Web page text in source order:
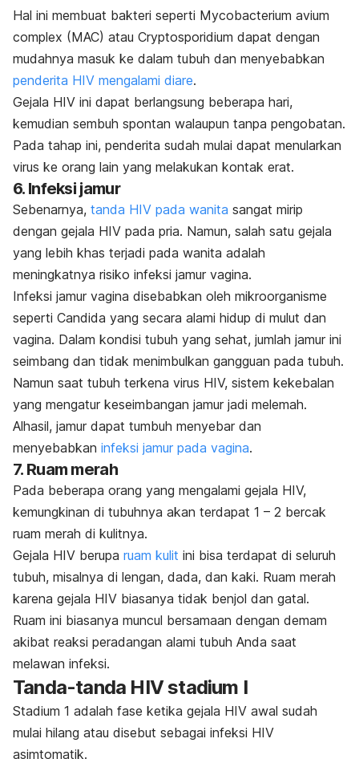
Hal ini membuat bakteri seperti Mycobacterium avium
complex (MAC) atau Cryptosporidium dapat dengan
mudahnya masuk ke dalam tubuh dan menyebabkan
penderita HIV mengalami diare.
Gejala HIV ini dapat berlangsung beberapa hari,
kemudian sembuh spontan walaupun tanpa pengobatan.
Pada tahap ini, penderita sudah mulai dapat menularkan
virus ke orang lain yang melakukan kontak erat.
6. Infeksi jamur
Sebenarnya, tanda HIV pada wanita sangat mirip
dengan gejala HIV pada pria. Namun, salah satu gejala
yang lebih khas terjadi pada wanita adalah
meningkatnya risiko infeksi jamur vagina.
Infeksi jamur vagina disebabkan oleh mikroorganisme
seperti Candida yang secara alami hidup di mulut dan
vagina. Dalam kondisi tubuh yang sehat, jumlah jamur ini
seimbang dan tidak menimbulkan gangguan pada tubuh.
Namun saat tubuh terkena virus HIV, sistem kekebalan
yang mengatur keseimbangan jamur jadi melemah.
Alhasil, jamur dapat tumbuh menyebar dan
menyebabkan infeksi jamur pada vagina.
7. Ruam merah
Pada beberapa orang yang mengalami gejala HIV,
kemungkinan di tubuhnya akan terdapat 1 – 2 bercak
ruam merah di kulitnya.
Gejala HIV berupa ruam kulit ini bisa terdapat di seluruh
tubuh, misalnya di lengan, dada, dan kaki. Ruam merah
karena gejala HIV biasanya tidak benjol dan gatal.
Ruam ini biasanya muncul bersamaan dengan demam
akibat reaksi peradangan alami tubuh Anda saat
melawan infeksi.
Tanda-tanda HIV stadium I
Stadium 1 adalah fase ketika gejala HIV awal sudah
mulai hilang atau disebut sebagai infeksi HIV
asimtomatik.